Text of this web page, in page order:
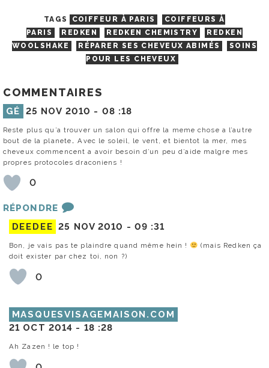
TAGS COIFFEUR À PARIS
COIFFEURS À
PARIS
REDKEN REDKEN CHEMISTRY
REDKEN
WOOLSHAKE
RÉPARER SES CHEVEUX ABIMÉS
SOINS
POUR LES CHEVEUX
COMMENTAIRES
GÉ 25 NOV 2010 - 08 :18
Reste plus qu’a trouver un salon qui offre la meme chose a l’autre
bout de la planete… Avec le soleil, le vent, et bientot la mer, mes
cheveux commencent a avoir besoin d’un peu d’aide malgre mes
propres protocoles draconiens !
0
RÉPONDRE
DEEDEE 25 NOV 2010 - 09 :31
Bon, je vais pas te plaindre quand même hein !
(mais Redken ça
doit exister par chez toi, non ?)
0
MASQUESVISAGEMAISON.COM
21 OCT 2014 - 18 :28
Ah Zazen ! le top !